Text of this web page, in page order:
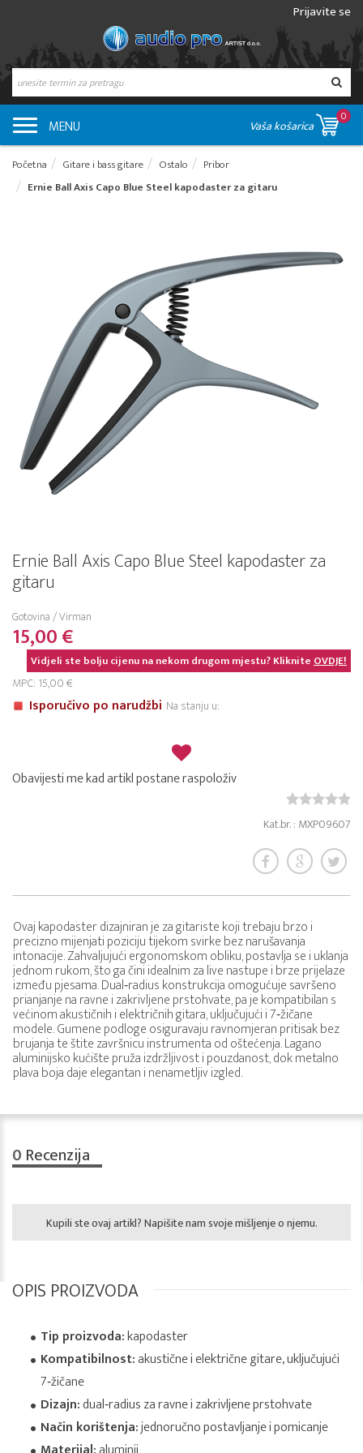
Prijavite se
MENU Vaša košarica
0
Početna Gitare i bass gitare Ostalo
Pribor
Ernie Ball Axis Capo Blue Steel kapodaster za gitaru
Ernie Ball Axis Capo Blue Steel kapodaster za
gitaru
Gotovina / Virman
15,00 €
Vidjeli ste bolju cijenu na nekom drugom mjestu? KlikniteOVDJE!
MPC: 15,00 €
Isporučivo po narudžbi Na stanju u:
Obavijesti me kad artikl postane raspoloživ
Kat.br. : MXP09607
Ovaj kapodaster dizajniran je za gitariste koji trebaju brzo i
precizno mijenjati poziciju tijekom svirke bez narušavanja
intonacije. Zahvaljujući ergonomskom obliku, postavlja se i uklanja
jednom rukom, što ga čini idealnim za live nastupe i brze prijelaze
između pjesama. Dual‑radius konstrukcija omogućuje savršeno
prianjanje na ravne i zakrivljene prstohvate, pa je kompatibilan s
većinom akustičnih i električnih gitara, uključujući i 7‑žičane
modele. Gumene podloge osiguravaju ravnomjeran pritisak bez
brujanja te štite završnicu instrumenta od oštećenja. Lagano
aluminijsko kućište pruža izdržljivost i pouzdanost, dok metalno
plava boja daje elegantan i nenametljiv izgled.
0 Recenzija
Kupili ste ovaj artikl? Napišite nam svoje mišljenje o njemu.
OPIS PROIZVODA
Tip proizvoda:kapodaster
Kompatibilnost:akustične i električne gitare, uključujući
7‑žičane
Dizajn:dual‑radius za ravne i zakrivljene prstohvate
Način korištenja:jednoručno postavljanje i pomicanje